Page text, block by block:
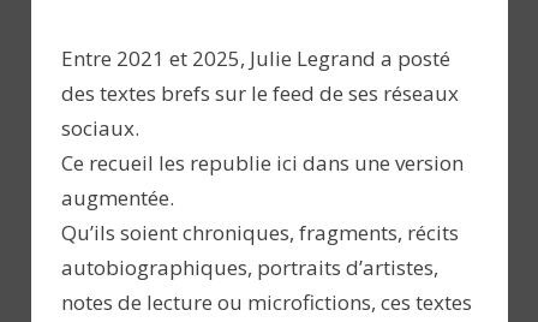
Entre 2021 et 2025, Julie Legrand a posté
des textes brefs sur le feed de ses réseaux
sociaux.
Ce recueil les republie ici dans une version
augmentée.
Qu’ils soient chroniques, fragments, récits
autobiographiques, portraits d’artistes,
notes de lecture ou microfictions, ces textes